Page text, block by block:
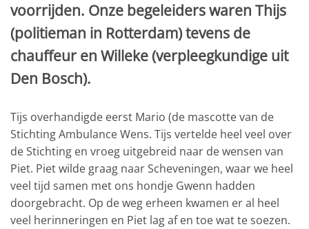
voorrijden. Onze begeleiders waren Thijs
(politieman in Rotterdam) tevens de
chauffeur en Willeke (verpleegkundige uit
Den Bosch).
Tijs overhandigde eerst Mario (de mascotte van de
Stichting Ambulance Wens. Tijs vertelde heel veel over
de Stichting en vroeg uitgebreid naar de wensen van
Piet. Piet wilde graag naar Scheveningen, waar we heel
veel tijd samen met ons hondje Gwenn hadden
doorgebracht. Op de weg erheen kwamen er al heel
veel herinneringen en Piet lag af en toe wat te soezen.